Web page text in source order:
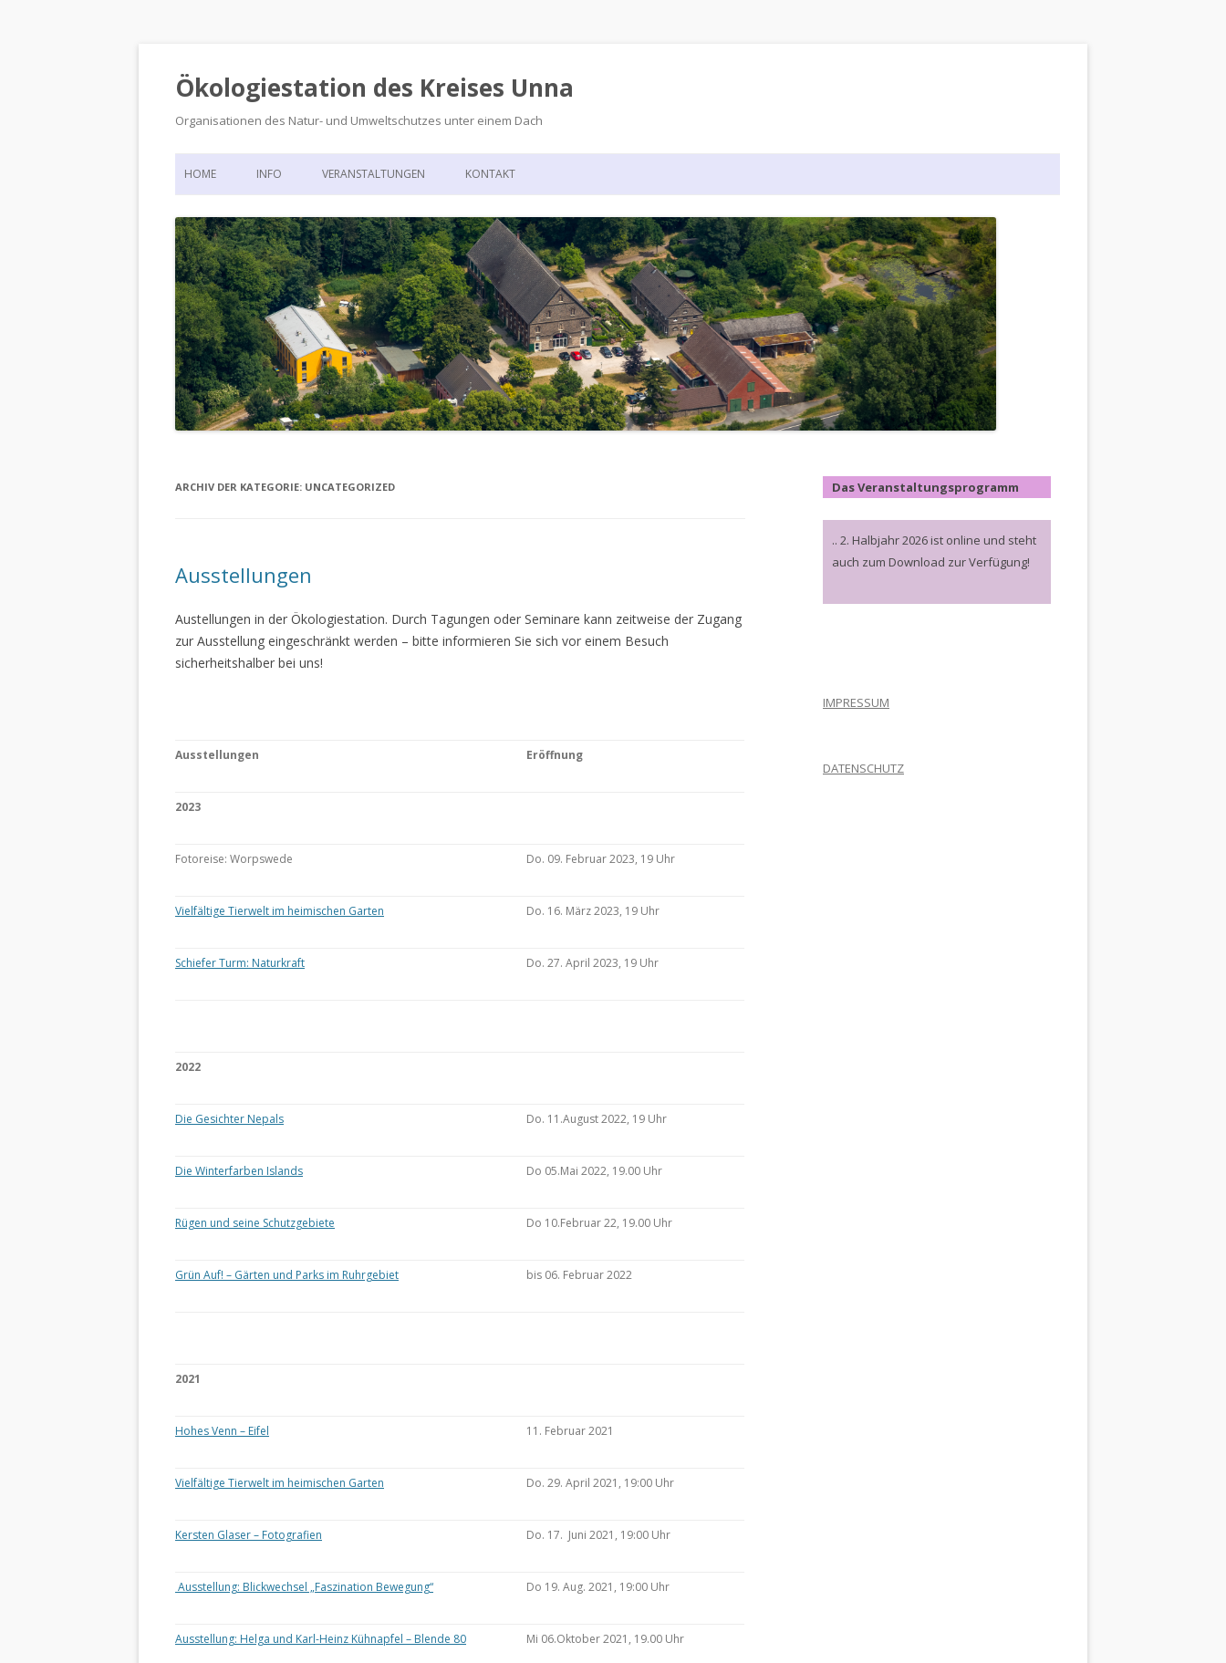
Ökologiestation des Kreises Unna
Organisationen des Natur- und Umweltschutzes unter einem Dach
Zum
HOME INFO
DIE ÖKOLOGIESTATION – FAST
900 JAHRE VORGESCHICHTE
VERANSTALTUNGEN KONTAKT
ARCHIV DER KATEGORIE: UNCATEGORIZED
Ausstellungen
Austellungen in der Ökologiestation. Durch Tagungen oder Seminare kann zeitweise der Zugang
zur Ausstellung eingeschränkt werden – bitte informieren Sie sich vor einem Besuch
sicherheitshalber bei uns!
Ausstellungen Eröffnung
2023
Fotoreise: Worpswede Do. 09. Februar 2023, 19 Uhr
Vielfältige Tierwelt im heimischen Garten Do. 16. März 2023, 19 Uhr
Schiefer Turm: Naturkraft Do. 27. April 2023, 19 Uhr
2022
Die Gesichter Nepals Do. 11.August 2022, 19 Uhr
Die Winterfarben Islands Do 05.Mai 2022, 19.00 Uhr
Rügen und seine Schutzgebiete Do 10.Februar 22, 19.00 Uhr
Grün Auf! – Gärten und Parks im Ruhrgebiet bis 06. Februar 2022
2021
Hohes Venn – Eifel 11. Februar 2021
Vielfältige Tierwelt im heimischen Garten Do. 29. April 2021, 19:00 Uhr
Kersten Glaser – Fotografien Do. 17. Juni 2021, 19:00 Uhr
Ausstellung: Blickwechsel „Faszination Bewegung“ Do 19. Aug. 2021, 19:00 Uhr
Ausstellung: Helga und Karl-Heinz Kühnapfel – Blende 80 Mi 06.Oktober 2021, 19.00 Uhr
Das Veranstaltungsprogramm
.. 2. Halbjahr 2026 ist online und steht
auch zum Download zur Verfügung!
IMPRESSUM
DATENSCHUTZ